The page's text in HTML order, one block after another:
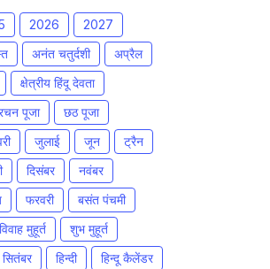
2026
2027
अनंत चतुर्दशी
अप्रैल
क्षेत्रीय हिंदू देवता
पूजा
छठ पूजा
जुलाई जून
ट्रैन
दिसंबर
नवंबर
फरवरी
बसंत पंचमी
विवाह मुहूर्त
शुभ मुहूर्त
सितंबर हिन्दी
हिन्दू कैलेंडर